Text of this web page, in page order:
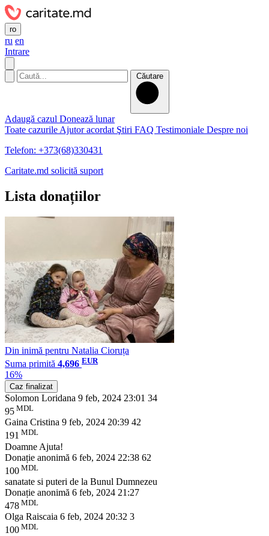
ro
ru en
Intrare
Căutare
Adaugă cazul Donează lunar
Toate cazurile Ajutor acordat Ştiri FAQ Testimoniale Despre noi
Telefon: +373(68)330431
Caritate.md solicită suport
Lista donațiilor
Din inimă pentru Natalia Cioruța
Suma primită 4,696 EUR
16%
Caz finalizat
Solomon Loridana 9 feb, 2024 23:01 34
95 MDL
Gaina Cristina 9 feb, 2024 20:39 42
191 MDL
Doamne Ajuta!
Donație anonimă 6 feb, 2024 22:38 62
100 MDL
sanatate si puteri de la Bunul Dumnezeu
Donație anonimă 6 feb, 2024 21:27
478 MDL
Olga Raiscaia 6 feb, 2024 20:32 3
100 MDL